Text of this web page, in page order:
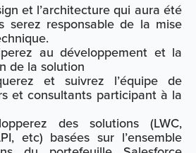
et l’architecture qui aura été
serez responsable de la mise
au développement et la
de la solution
et suivrez l’équipe de
et consultants participant à la
des solutions (LWC,
etc) basées sur l’ensemble